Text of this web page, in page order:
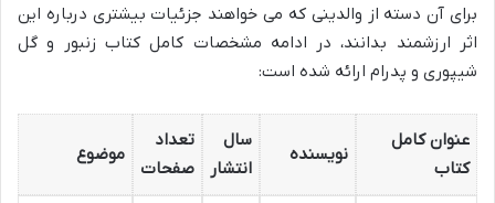
برای آن دسته از والدینی که می خواهند جزئیات بیشتری درباره این
اثر ارزشمند بدانند، در ادامه مشخصات کامل کتاب زنبور و گل
شیپوری و پدرام ارائه شده است:
عنوان کامل
کتاب
نویسنده
سال
انتشار
تعداد
صفحات
موضوع